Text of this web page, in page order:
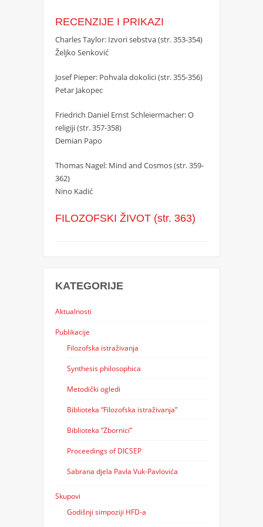
RECENZIJE I PRIKAZI
Charles Taylor: Izvori sebstva (str. 353-354)
Željko Senković
Josef Pieper: Pohvala dokolici (str. 355-356)
Petar Jakopec
Friedrich Daniel Ernst Schleiermacher: O
religiji (str. 357-358)
Demian Papo
Thomas Nagel: Mind and Cosmos (str. 359-
362)
Nino Kadić
FILOZOFSKI ŽIVOT (str. 363)
KATEGORIJE
Aktualnosti
Publikacije
Filozofska istraživanja
Synthesis philosophica
Metodički ogledi
Biblioteka “Filozofska istraživanja”
Biblioteka “Zbornici”
Proceedings of DICSEP
Sabrana djela Pavla Vuk-Pavlovića
Skupovi
Godišnji simpoziji HFD-a